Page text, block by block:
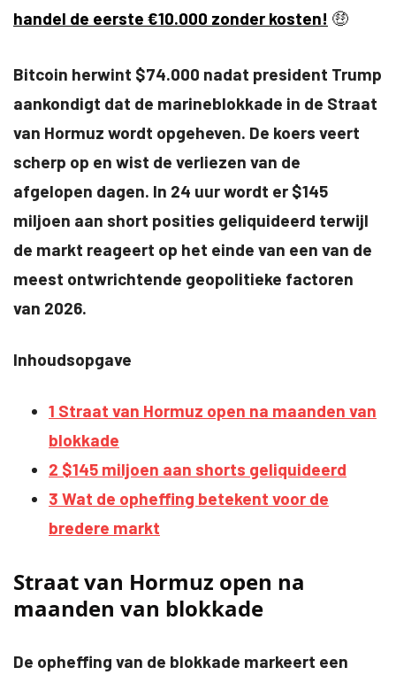
handel de eerste €10.000 zonder kosten! 🤑
Bitcoin herwint $74.000 nadat president Trump
aankondigt dat de marineblokkade in de Straat
van Hormuz wordt opgeheven. De koers veert
scherp op en wist de verliezen van de
afgelopen dagen. In 24 uur wordt er $145
miljoen aan short posities geliquideerd terwijl
de markt reageert op het einde van een van de
meest ontwrichtende geopolitieke factoren
van 2026.
Inhoudsopgave
1 Straat van Hormuz open na maanden van
blokkade
2 $145 miljoen aan shorts geliquideerd
3 Wat de opheffing betekent voor de
bredere markt
Straat van Hormuz open na
maanden van blokkade
De opheffing van de blokkade markeert een